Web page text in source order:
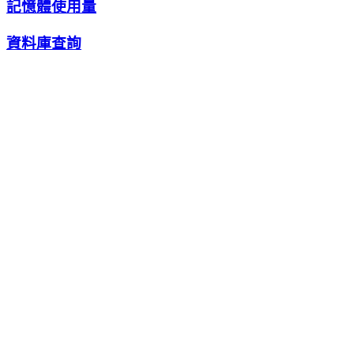
記憶體使用量
資料庫查詢